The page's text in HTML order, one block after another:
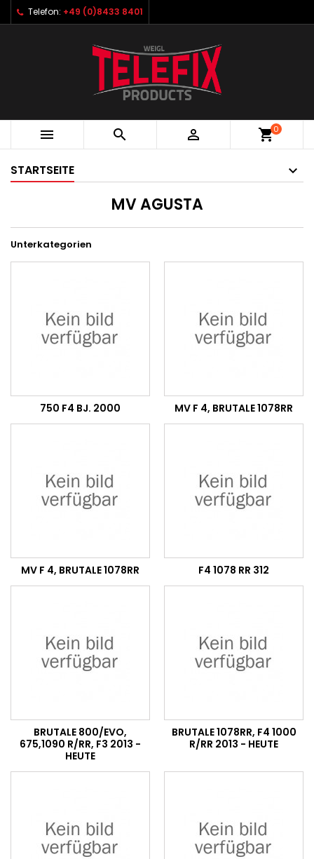
Telefon: +49 (0)8433 8401
   shopping_cart0
STARTSEITE
MV AGUSTA
Unterkategorien
750 F4 BJ. 2000 MV F 4, BRUTALE 1078RR
MV F 4, BRUTALE 1078RR F4 1078 RR 312
BRUTALE 800/EVO,
675,1090 R/RR, F3 2013 -
HEUTE
BRUTALE 1078RR, F4 1000
R/RR 2013 - HEUTE